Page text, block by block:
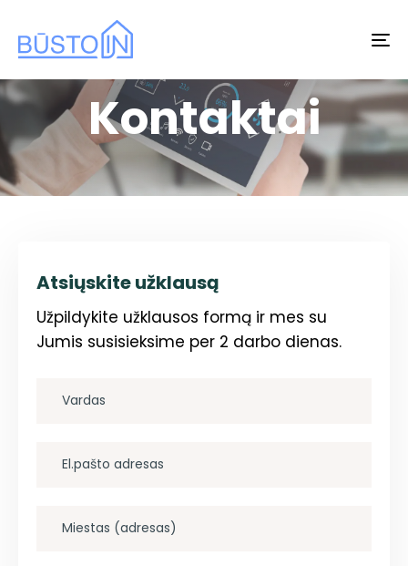
Kontaktai
Atsiųskite užklausą
Užpildykite užklausos formą ir mes su
Jumis susisieksime per 2 darbo dienas.